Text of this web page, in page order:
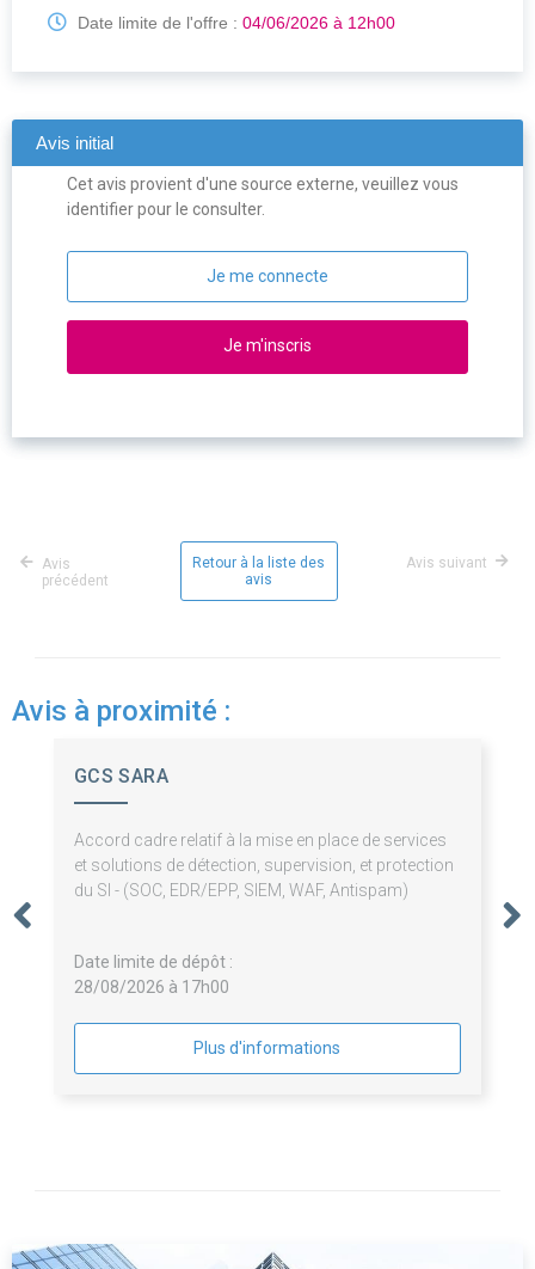
Date limite de l'offre : 04/06/2026 à 12h00
Avis initial
Cet avis provient d'une source externe, veuillez vous
identifier pour le consulter.
Je me connecte
Je m'inscris
Avis
précédent
Retour à la liste des
avis
Avis suivant
Avis à proximité :
GCS SARA
Accord cadre relatif à la mise en place de services
et solutions de détection, supervision, et protection
du SI - (SOC, EDR/EPP, SIEM, WAF, Antispam)
Date limite de dépôt :
28/08/2026 à 17h00
Plus d'informations